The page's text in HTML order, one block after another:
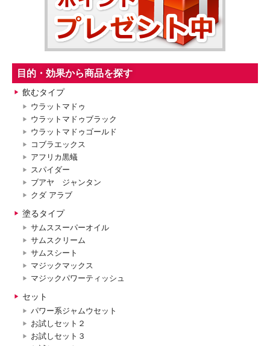
目的・効果から商品を探す
飲むタイプ
ウラットマドゥ
ウラットマドゥブラック
ウラットマドゥゴールド
コブラエックス
アフリカ黒蟻
スパイダー
ブアヤ ジャンタン
クダ アラブ
塗るタイプ
サムススーパーオイル
サムスクリーム
サムスシート
マジックマックス
マジックパワーティッシュ
セット
パワー系ジャムウセット
お試しセット２
お試しセット３